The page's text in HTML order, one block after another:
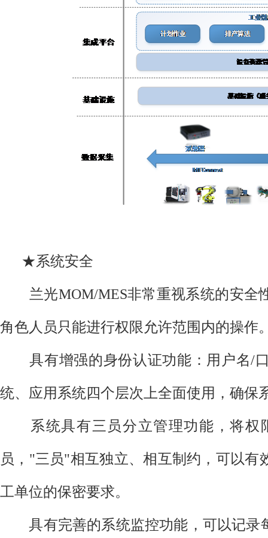
★系统安全
兰光MOM/MES非常重视系统的安全
角色人员只能进行权限允许范围内的操作
具有增强的身份认证功能：用户名/口
统、应用系统四个层次上全面使用，确保
系统具有三员分立管理功能，将权
员，"三员"相互独立、相互制约，可以
工单位的保密要求。
具有完善的系统监控功能，可以记录